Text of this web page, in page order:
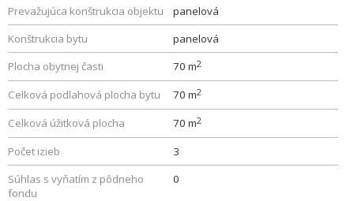
Prevažujúca konštrukcia objektu
panelová
Konštrukcia bytu
panelová
Plocha obytnej časti
70 m2
Celková podlahová plocha bytu 70 m2
Celková úžitková plocha 70 m2
Počet izieb
3
Súhlas s vyňatím z pôdneho
fondu
0